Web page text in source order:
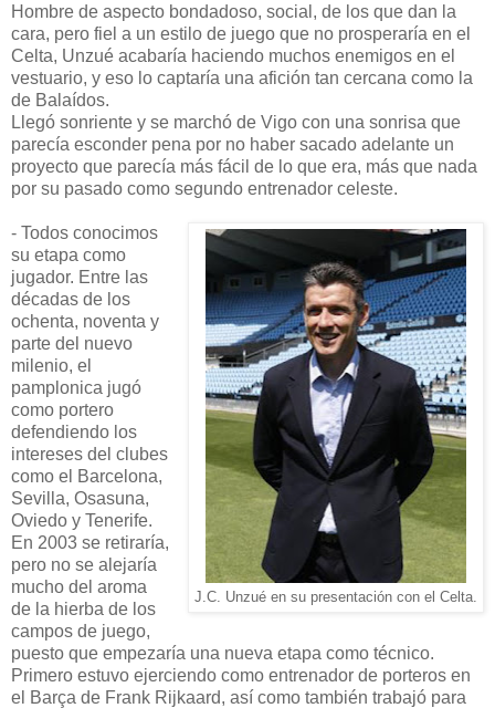
Hombre de aspecto bondadoso, social, de los que dan la
cara, pero fiel a un estilo de juego que no prosperaría en el
Celta, Unzué acabaría haciendo muchos enemigos en el
vestuario, y eso lo captaría una afición tan cercana como la
de Balaídos.
Llegó sonriente y se marchó de Vigo con una sonrisa que
parecía esconder pena por no haber sacado adelante un
proyecto que parecía más fácil de lo que era, más que nada
por su pasado como segundo entrenador celeste.
J.C. Unzué en su presentación con el Celta.
- Todos conocimos
su etapa como
jugador. Entre las
décadas de los
ochenta, noventa y
parte del nuevo
milenio, el
pamplonica jugó
como portero
defendiendo los
intereses del clubes
como el Barcelona,
Sevilla, Osasuna,
Oviedo y Tenerife.
En 2003 se retiraría,
pero no se alejaría
mucho del aroma
de la hierba de los
campos de juego,
puesto que empezaría una nueva etapa como técnico.
Primero estuvo ejerciendo como entrenador de porteros en
el Barça de Frank Rijkaard, así como también trabajó para